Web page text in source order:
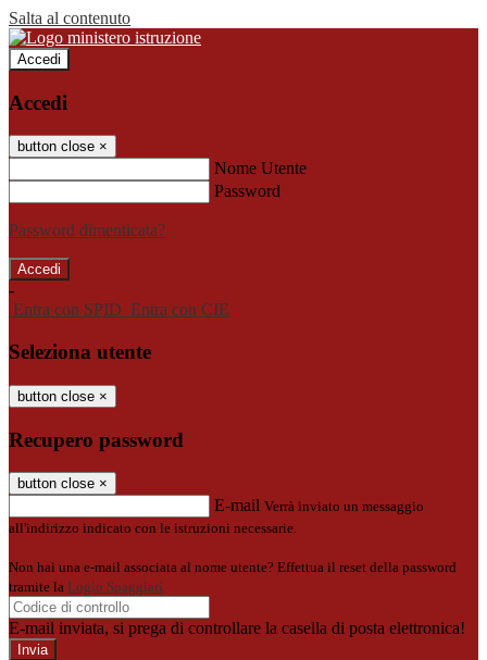
Salta al contenuto
Accedi
Accedi
button close ×
Nome Utente
Password
Password dimenticata?
-
Entra con SPID Entra con CIE
Seleziona utente
button close ×
Recupero password
button close ×
E-mail Verrà inviato un messaggio
all'indirizzo indicato con le istruzioni necessarie.
Non hai una e-mail associata al nome utente? Effettua il reset della password
tramite la Login Spaggiari
E-mail inviata, si prega di controllare la casella di posta elettronica!